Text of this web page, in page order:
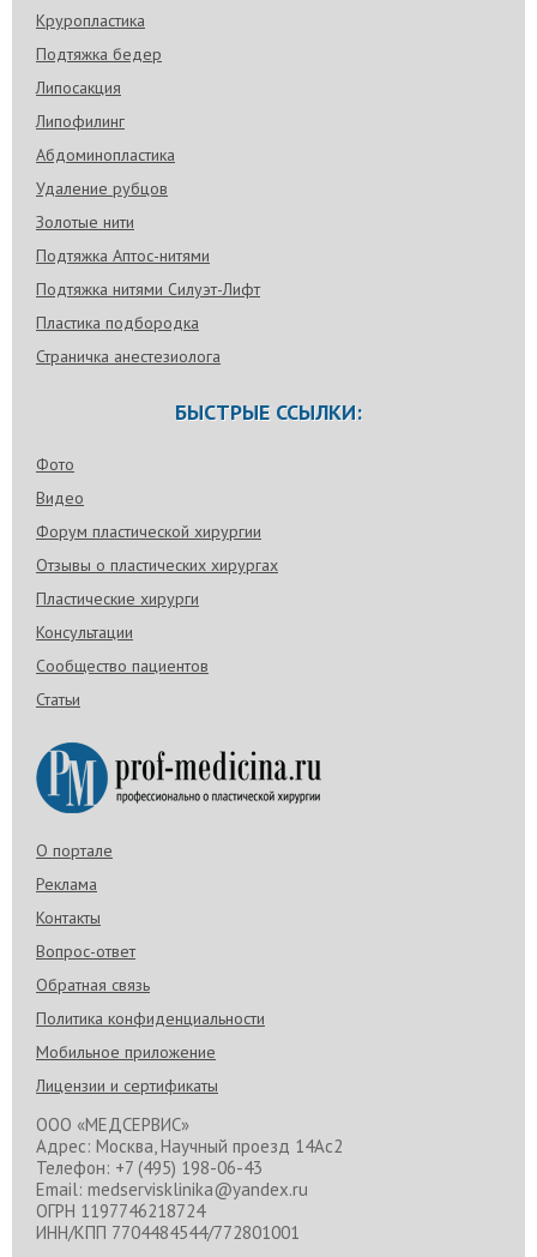
Круропластика
Подтяжка бедер
Липосакция
Липофилинг
Абдоминопластика
Удаление рубцов
Золотые нити
Подтяжка Аптос-нитями
Подтяжка нитями Силуэт-Лифт
Пластика подбородка
Страничка анестезиолога
БЫСТРЫЕ ССЫЛКИ:
Фото
Видео
Форум пластической хирургии
Отзывы о пластических хирургах
Пластические хирурги
Консультации
Сообщество пациентов
Статьи
О портале
Реклама
Контакты
Вопрос-ответ
Обратная связь
Политика конфиденциальности
Мобильное приложение
Лицензии и сертификаты
ООО «МЕДСЕРВИС»
Адрес: Москва, Научный проезд 14Ас2
Телефон: +7 (495) 198-06-43
Email: medservisklinika@yandex.ru
ОГРН 1197746218724
ИНН/КПП 7704484544/772801001